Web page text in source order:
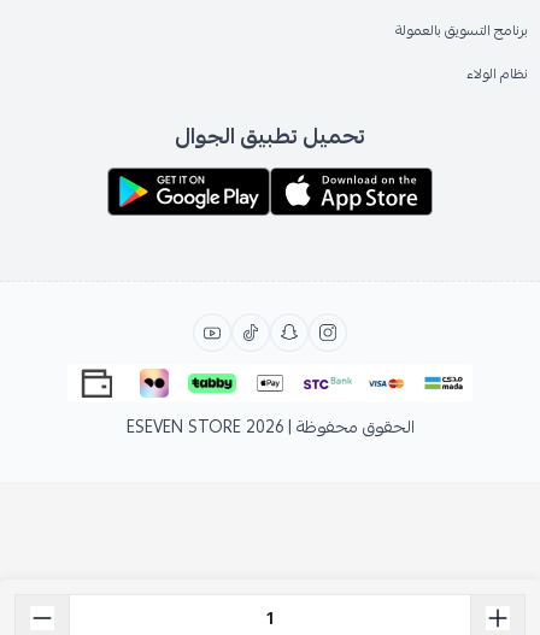
برنامج التسويق بالعمولة
نظام الولاء
تحميل تطبيق الجوال
الحقوق محفوظة | 2026 ESEVEN STORE